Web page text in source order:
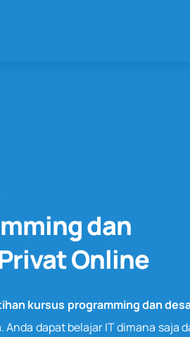
dan
Online
kursus programming dan
dapat belajar IT dimana saja